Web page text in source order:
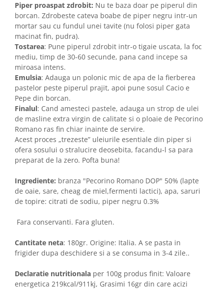
Piper proaspat zdrobit: Nu te baza doar pe piperul din
borcan. Zdrobeste cateva boabe de piper negru intr-un
mortar sau cu fundul unei tavite (nu folosi piper gata
macinat fin, pudra).
Tostarea: Pune piperul zdrobit intr-o tigaie uscata, la foc
mediu, timp de 30-60 secunde, pana cand incepe sa
miroasa intens.
Emulsia: Adauga un polonic mic de apa de la fierberea
pastelor peste piperul prajit, apoi pune sosul Cacio e
Pepe din borcan.
Finalul: Cand amesteci pastele, adauga un strop de ulei
de masline extra virgin de calitate si o ploaie de Pecorino
Romano ras fin chiar inainte de servire.
Acest proces „trezeste” uleiurile esentiale din piper si
ofera sosului o stralucire deosebita, facandu-l sa para
preparat de la zero. Pofta buna!
Ingrediente: branza "Pecorino Romano DOP" 50% (lapte
de oaie, sare, cheag de miel,fermenti lactici), apa, saruri
de topire: citrati de sodiu, piper negru 0.3%
Fara conservanti. Fara gluten.
Cantitate neta: 180gr. Origine: Italia. A se pasta in
frigider dupa deschidere si a se consuma in 3-4 zile..
Declaratie nutritionala per 100g produs finit: Valoare
energetica 219kcal/911kj, Grasimi 16gr din care acizi